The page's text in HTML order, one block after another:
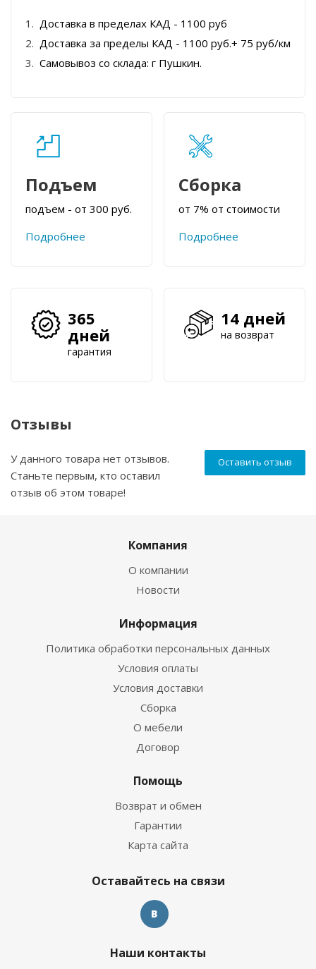
Доставка в пределах КАД - 1100 руб
Доставка за пределы КАД - 1100 руб.+ 75 руб/км
Самовывоз со склада: г Пушкин.
Подъем
подъем - от 300 руб.
Подробнее
Сборка
от 7% от стоимости
Подробнее
365
дней
гарантия
14 дней
на возврат
Отзывы
Оставить отзыв
У данного товара нет отзывов.
Станьте первым, кто оставил
отзыв об этом товаре!
Компания
О компании
Новости
Информация
Политика обработки персональных данных
Условия оплаты
Условия доставки
Сборка
О мебели
Договор
Помощь
Возврат и обмен
Гарантии
Карта сайта
Оставайтесь на связи
Наши контакты